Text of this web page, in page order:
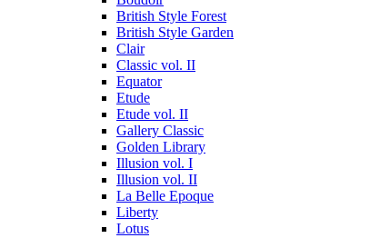
British Style Forest
British Style Garden
Clair
Classic vol. II
Equator
Etude
Etude vol. II
Gallery Classic
Golden Library
Illusion vol. I
Illusion vol. II
La Belle Epoque
Liberty
Lotus